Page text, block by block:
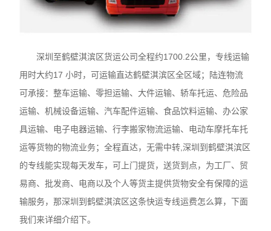
深圳至鹤壁淇滨区货运公司全程约1700.2公里，专线运输
用时大约17 小时，可运输直达鹤壁淇滨区全区域；陆连物流
可承接：整车运输、零担运输、大件运输、轿车托运、危险品
运输、机械设备运输、汽车配件运输、食品饮料运输、办公家
具运输、电子电器运输、行李搬家物流运输、电动车摩托车托
运等货物的物流业务；全程直达，无需中转,深圳到鹤壁淇滨区
的专线能实现每天发车，可上门提货，送货到点，为工厂、贸
易商、批发商、电商以及个人等货主提供货物安全有保障的运
输服务，那深圳到鹤壁淇滨区这条快运专线运费怎么算，下面
我们来详细介绍下。